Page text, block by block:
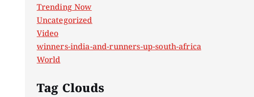
Trending Now
Uncategorized
Video
winners-india-and-runners-up-south-africa
World
Tag Clouds